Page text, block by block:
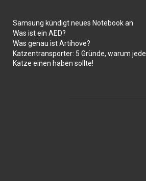
Samsung kündigt neues Notebook an
Was ist ein AED?
Was genau ist Artihove?
Katzentransporter: 5 Gründe, warum jede
Katze einen haben sollte!